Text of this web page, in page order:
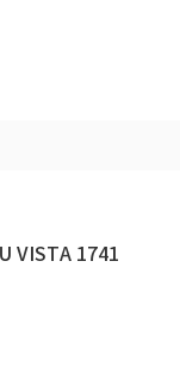
VISTA 1741